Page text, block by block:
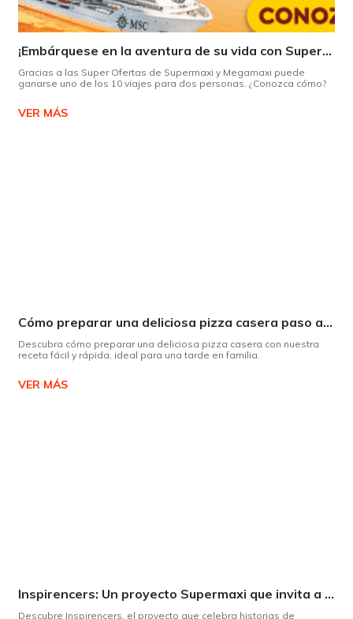
¡Embárquese en la aventura de su vida con Supermaxi!
Gracias a las Super Ofertas de Supermaxi y Megamaxi puede
ganarse uno de los 10 viajes para dos personas. ¿Conozca cómo?
VER MÁS
Cómo preparar una deliciosa pizza casera paso a paso
Descubra cómo preparar una deliciosa pizza casera con nuestra
receta fácil y rápida, ideal para una tarde en familia.
VER MÁS
Inspirencers: Un proyecto Supermaxi que invita a ser parte del cambio.
Descubre Inspirencers, el proyecto que celebra historias de